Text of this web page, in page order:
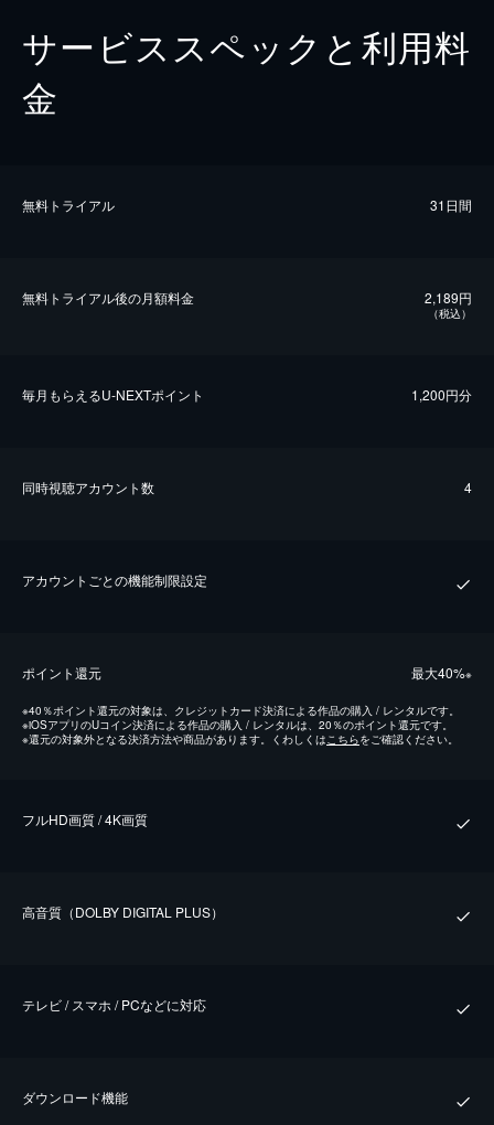
サービススペックと利用料
金
無料トライアル 31日間
無料トライアル後の⽉額料金 2,189円
（税込）
毎⽉もらえるU-NEXTポイント 1,200円分
同時視聴アカウント数 4
アカウントごとの機能制限設定
ポイント還元 最⼤40%※
※40％ポイント還元の対象は、クレジットカード決済による作品の購入 / レンタルです。
※iOSアプリのUコイン決済による作品の購入 / レンタルは、20％のポイント還元です。
※還元の対象外となる決済方法や商品があります。くわしくはこちらをご確認ください。
フルHD画質 / 4K画質
⾼⾳質（DOLBY DIGITAL PLUS）
テレビ / スマホ / PCなどに対応
ダウンロード機能